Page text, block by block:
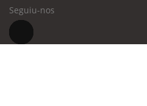
Seguiu-nos